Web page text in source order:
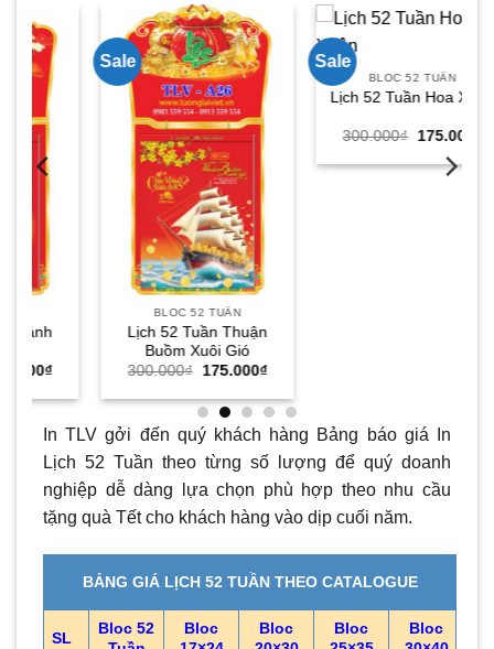
Sale
BLOC 52 TUẦN
Lịch 52 Tuần Thuận
Buồm Xuôi Gió
300.000₫ Giá
là:
300.000₫.
175.000 ₫Giá
tại
là:
175.000₫.
Sale
BLOC 52 TUẦN
Lịch 52 Tuần Hoa Xuân
300.000₫ Giá
là:
175.000 ₫Giá
tại
In TLV gởi đến quý khách hàng Bảng báo giá In
Lịch 52 Tuần theo từng số lượng để quý doanh
nghiệp dễ dàng lựa chọn phù hợp theo nhu cầu
tặng quà Tết cho khách hàng vào dịp cuối năm.
BẢNG GIÁ LỊCH 52 TUẦN THEO CATALOGUE
SL
Bloc 52
Bloc
Bloc
Bloc
Bloc